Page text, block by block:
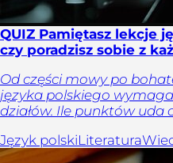
QUIZ Pamiętasz lekcje
czy poradzisz sobie z
Od części mowy po
języka polskiego
działów. Ile punktów uda
Język polskiLiteratura